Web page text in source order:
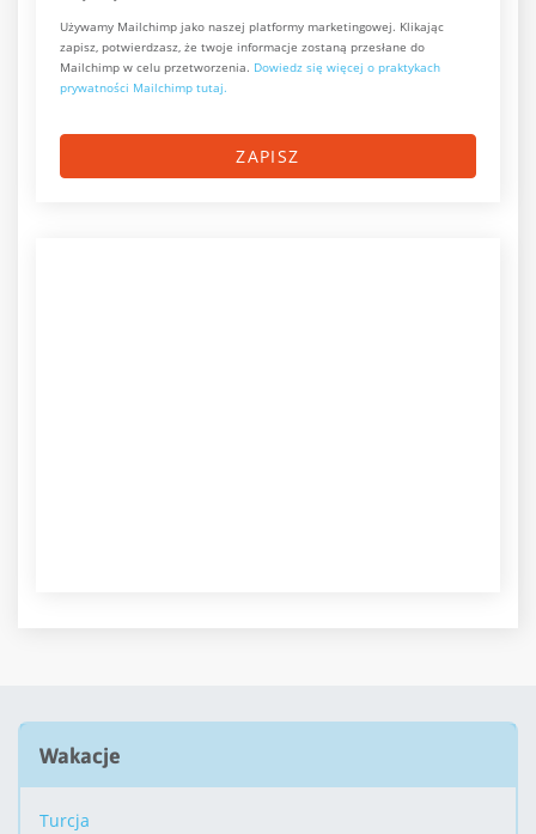
Używamy Mailchimp jako naszej platformy marketingowej. Klikając
zapisz, potwierdzasz, że twoje informacje zostaną przesłane do
Mailchimp w celu przetworzenia. Dowiedz się więcej o praktykach
prywatności Mailchimp tutaj.
ZAPISZ
Wakacje
Turcja